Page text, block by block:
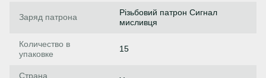
Заряд патрона
Різьбовий патрон Сигнал
мисливця
Количество в
упаковке
15
Страна